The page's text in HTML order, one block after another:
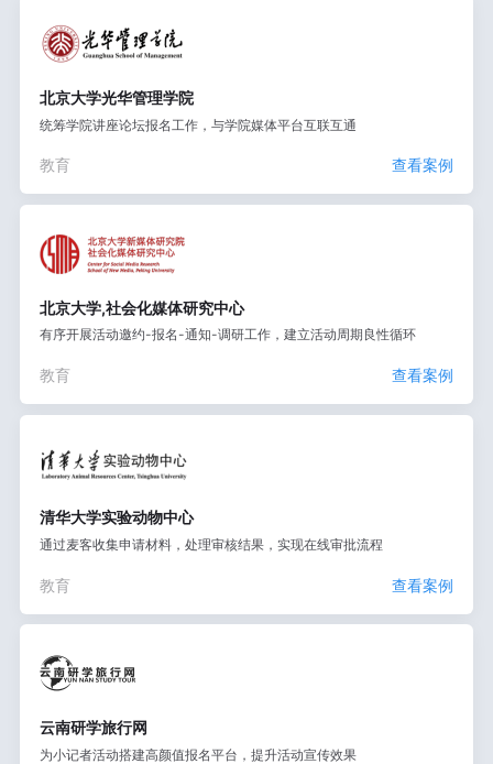
北京大学光华管理学院
统筹学院讲座论坛报名工作，与学院媒体平台互联互通
教育 查看案例
北京大学,社会化媒体研究中心
有序开展活动邀约-报名-通知-调研工作，建立活动周期良性循环
教育 查看案例
清华大学实验动物中心
通过麦客收集申请材料，处理审核结果，实现在线审批流程
教育 查看案例
云南研学旅行网
为小记者活动搭建高颜值报名平台，提升活动宣传效果